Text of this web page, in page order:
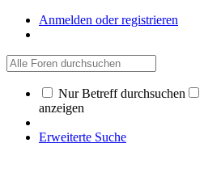
Anmelden oder registrieren
Nur Betreff durchsuchen
anzeigen
Erweiterte Suche